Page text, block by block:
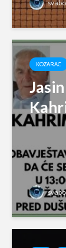
svabo
KOZARAC
svabo